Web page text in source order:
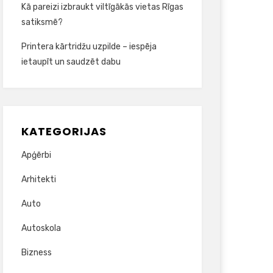
Kā pareizi izbraukt viltīgākās vietas Rīgas
satiksmē?
Printera kārtridžu uzpilde – iespēja
ietaupīt un saudzēt dabu
KATEGORIJAS
Apģērbi
Arhitekti
Auto
Autoskola
Bizness